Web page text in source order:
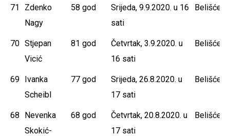
71
Zdenko
Nagy
58 god
Srijeda, 9.9.2020. u 16
sati
Belišće
70 Stjepan
Vicić
81 god
Četvrtak, 3.9.2020. u
16 sati
Belišće
69 Ivanka
Scheibl
77 god
Srijeda, 26.8.2020. u
17 sati
Belišće
68
Nevenka
Skokić-
68 god
Četvrtak, 20.8.2020. u
17 sati
Belišće